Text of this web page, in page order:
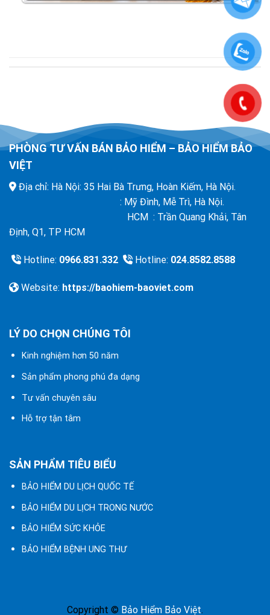
PHÒNG TƯ VẤN BÁN BẢO HIỂM – BẢO HIỂM BẢO
VIỆT
Địa chỉ: Hà Nội: 35 Hai Bà Trưng, Hoàn Kiếm, Hà Nội.
: Mỹ Đình, Mễ Trì, Hà Nội.
HCM : Trần Quang Khải, Tân
Định, Q1, TP HCM
Hotline: 0966.831.332 Hotline: 024.8582.8588
Website: https://baohiem-baoviet.com
LÝ DO CHỌN CHÚNG TÔI
Kinh nghiệm hơn 50 năm
Sản phẩm phong phú đa dạng
Tư vấn chuyên sâu
Hỗ trợ tận tâm
SẢN PHẨM TIÊU BIỂU
BẢO HIỂM DU LỊCH QUỐC TẾ
BẢO HIỂM DU LỊCH TRONG NƯỚC
BẢO HIỂM SỨC KHỎE
BẢO HIỂM BỆNH UNG THƯ
Copyright © Bảo Hiểm Bảo Việt.